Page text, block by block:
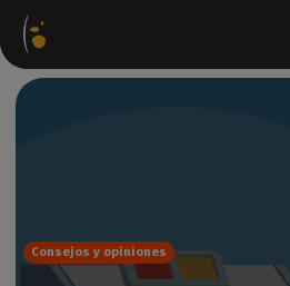
de
Consejos y opiniones